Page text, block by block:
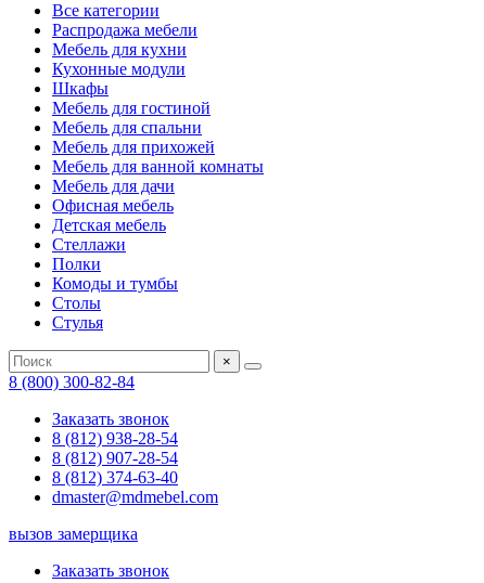
Все категории
Распродажа мебели
Мебель для кухни
Кухонные модули
Шкафы
Мебель для гостиной
Мебель для спальни
Мебель для прихожей
Мебель для ванной комнаты
Мебель для дачи
Офисная мебель
Детская мебель
Стеллажи
Полки
Комоды и тумбы
Столы
Стулья
×
8 (800) 300-82-84
Заказать звонок
8 (812) 938-28-54
8 (812) 907-28-54
8 (812) 374-63-40
dmaster@mdmebel.com
вызов замерщика
Заказать звонок